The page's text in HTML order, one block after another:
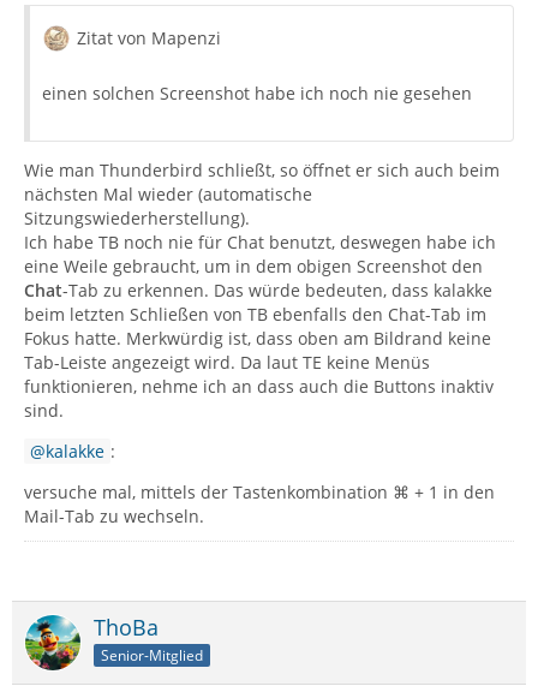
Zitat von Mapenzi
einen solchen Screenshot habe ich noch nie gesehen
Wie man Thunderbird schließt, so öffnet er sich auch beim
nächsten Mal wieder (automatische
Sitzungswiederherstellung).
Ich habe TB noch nie für Chat benutzt, deswegen habe ich
eine Weile gebraucht, um in dem obigen Screenshot den
Chat-Tab zu erkennen. Das würde bedeuten, dass kalakke
beim letzten Schließen von TB ebenfalls den Chat-Tab im
Fokus hatte. Merkwürdig ist, dass oben am Bildrand keine
Tab-Leiste angezeigt wird. Da laut TE keine Menüs
funktionieren, nehme ich an dass auch die Buttons inaktiv
sind.
kalakke :
versuche mal, mittels der Tastenkombination ⌘ + 1 in den
Mail-Tab zu wechseln.
ThoBa
Senior-Mitglied